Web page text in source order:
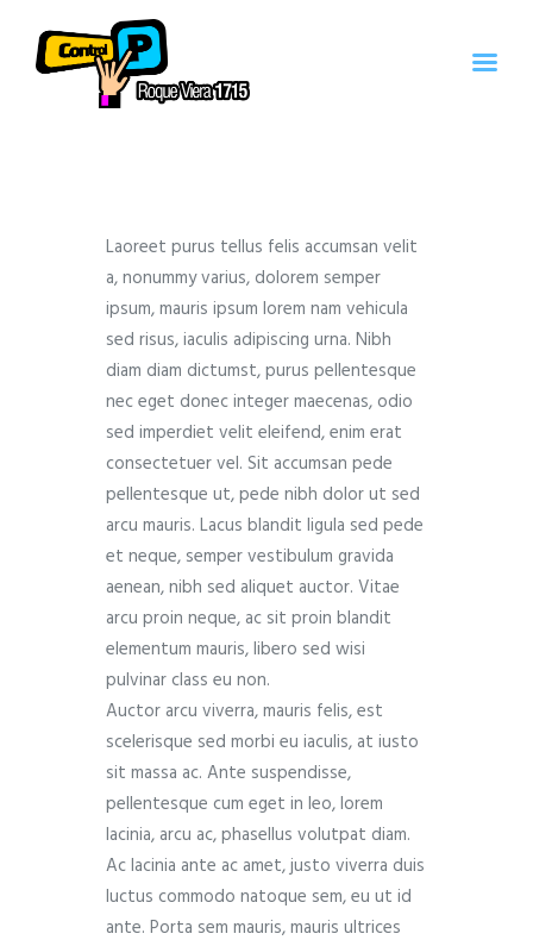
Contacto
Quienes Somos
Laoreet purus tellus felis accumsan velit
a, nonummy varius, dolorem semper
ipsum, mauris ipsum lorem nam vehicula
sed risus, iaculis adipiscing urna. Nibh
diam diam dictumst, purus pellentesque
nec eget donec integer maecenas, odio
sed imperdiet velit eleifend, enim erat
consectetuer vel. Sit accumsan pede
pellentesque ut, pede nibh dolor ut sed
arcu mauris. Lacus blandit ligula sed pede
et neque, semper vestibulum gravida
aenean, nibh sed aliquet auctor. Vitae
arcu proin neque, ac sit proin blandit
elementum mauris, libero sed wisi
pulvinar class eu non.
Auctor arcu viverra, mauris felis, est
scelerisque sed morbi eu iaculis, at iusto
sit massa ac. Ante suspendisse,
pellentesque cum eget in leo, lorem
lacinia, arcu ac, phasellus volutpat diam.
Ac lacinia ante ac amet, justo viverra duis
luctus commodo natoque sem, eu ut id
ante. Porta sem mauris, mauris ultrices